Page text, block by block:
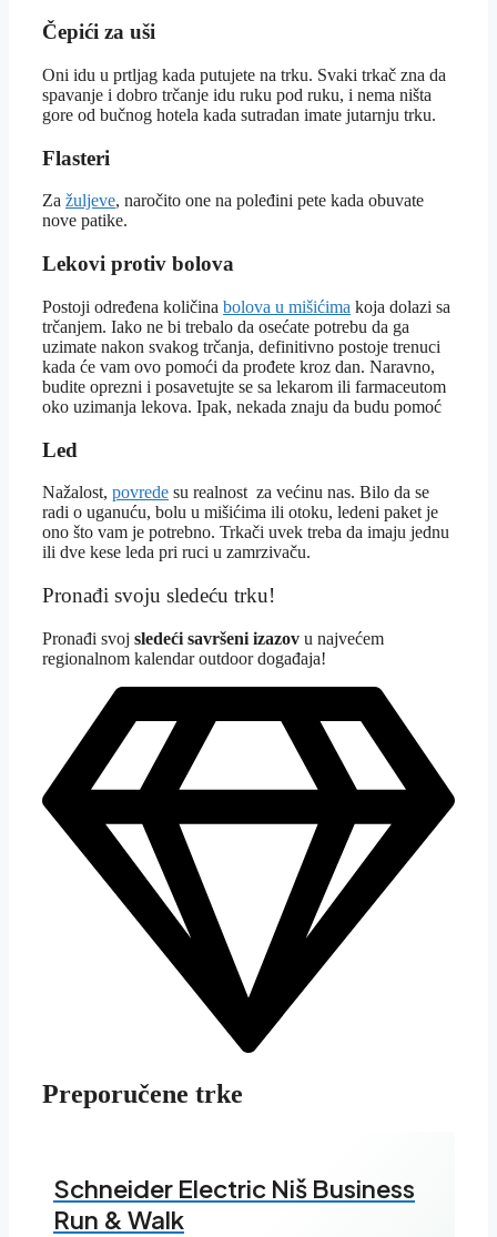
Čepići za uši
Oni idu u prtljag kada putujete na trku. Svaki trkač zna da
spavanje i dobro trčanje idu ruku pod ruku, i nema ništa
gore od bučnog hotela kada sutradan imate jutarnju trku.
Flasteri
Za žuljeve, naročito one na poleđini pete kada obuvate
nove patike.
Lekovi protiv bolova
Postoji određena količina bolova u mišićima koja dolazi sa
trčanjem. Iako ne bi trebalo da osećate potrebu da ga
uzimate nakon svakog trčanja, definitivno postoje trenuci
kada će vam ovo pomoći da prođete kroz dan. Naravno,
budite oprezni i posavetujte se sa lekarom ili farmaceutom
oko uzimanja lekova. Ipak, nekada znaju da budu pomoć
Led
Nažalost, povrede su realnost za većinu nas. Bilo da se
radi o uganuću, bolu u mišićima ili otoku, ledeni paket je
ono što vam je potrebno. Trkači uvek treba da imaju jednu
ili dve kese leda pri ruci u zamrzivaču.
Pronađi svoju sledeću trku!
Pronađi svoj sledeći savršeni izazov u najvećem
regionalnom kalendar outdoor događaja!
Preporučene trke
Schneider Electric Niš Business
Run & Walk